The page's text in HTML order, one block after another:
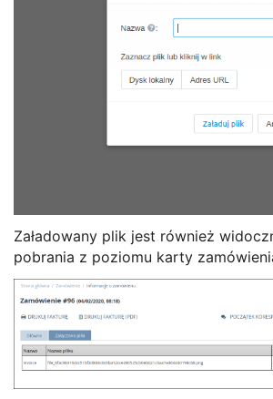
Załadowany plik jest również
pobrania z poziomu karty